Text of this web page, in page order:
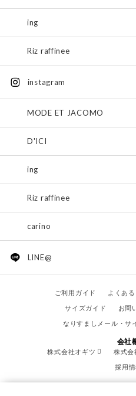
ing
Riz raffinee
instagram
MODE ET JACOMO
D'ICI
ing
Riz raffinee
carino
LINE@
ご利用ガイド よくあ
サイズガイド
お問
なりすましメール・サ
会社
株式会社オギツ
株式会
採用情